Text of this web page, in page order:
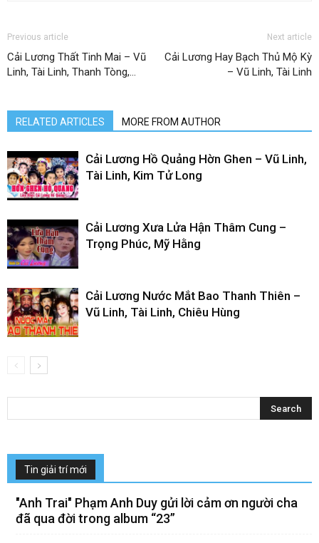
Previous article
Cải Lương Thất Tinh Mai – Vũ
Linh, Tài Linh, Thanh Tòng,…
Next article
Cải Lương Hay Bạch Thủ Mộ Kỳ
– Vũ Linh, Tài Linh
RELATED ARTICLES MORE FROM AUTHOR
Cải Lương Hồ Quảng Hờn Ghen – Vũ Linh,
Tài Linh, Kim Tử Long
Cải Lương Xưa Lửa Hận Thâm Cung –
Trọng Phúc, Mỹ Hằng
Cải Lương Nước Mắt Bao Thanh Thiên –
Vũ Linh, Tài Linh, Chiêu Hùng
Tin giải trí mới
"Anh Trai" Phạm Anh Duy gửi lời cảm ơn người cha
đã qua đời trong album “23”